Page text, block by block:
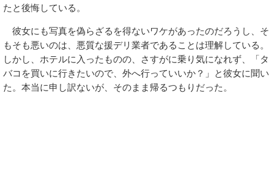
たと後悔している。
彼女にも写真を偽らざるを得ないワケがあったのだろうし、そ
もそも悪いのは、悪質な援デリ業者であることは理解している。
しかし、ホテルに入ったものの、さすがに乗り気になれず、「タ
バコを買いに行きたいので、外へ行っていいか？」と彼女に聞い
た。本当に申し訳ないが、そのまま帰るつもりだった。